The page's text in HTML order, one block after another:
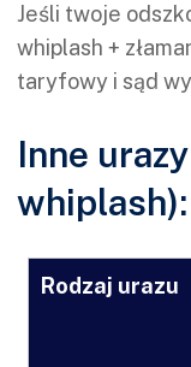
Jeśli twoje
whiplash +
taryfowy i sąd
Inne
whiplash):
Rodzaj urazu